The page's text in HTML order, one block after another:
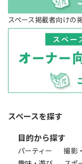
スペース掲載者向けの
スペースを探す
目的から探す
パーティー 撮影